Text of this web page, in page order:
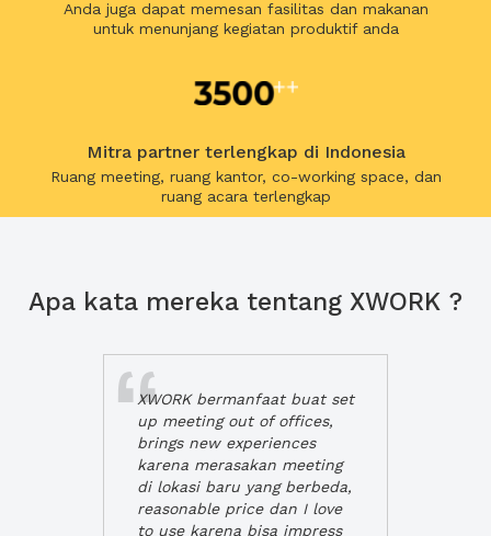
Anda juga dapat memesan fasilitas dan makanan
untuk menunjang kegiatan produktif anda
Mitra partner terlengkap di Indonesia
Ruang meeting, ruang kantor, co-working space, dan
ruang acara terlengkap
Apa kata mereka tentang XWORK ?
XWORK bermanfaat buat set
up meeting out of offices,
brings new experiences
karena merasakan meeting
di lokasi baru yang berbeda,
reasonable price dan I love
to use karena bisa impress